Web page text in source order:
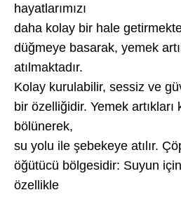
hayatlarımızı
daha kolay bir hale
düğmeye basarak, yemek
atılmaktadır.
Kolay kurulabilir, sessiz ve
bir özelliğidir. Yemek
bölünerek,
su yolu ile şebekeye atılır.
öğütücü bölgesidir: Suyun
özellikle